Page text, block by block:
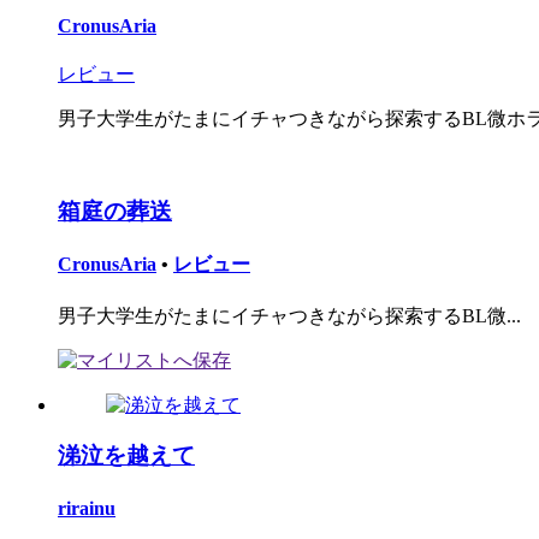
CronusAria
レビュー
男子大学生がたまにイチャつきながら探索するBL微ホ
箱庭の葬送
CronusAria • レビュー
男子大学生がたまにイチャつきながら探索するBL微...
涕泣を越えて
rirainu